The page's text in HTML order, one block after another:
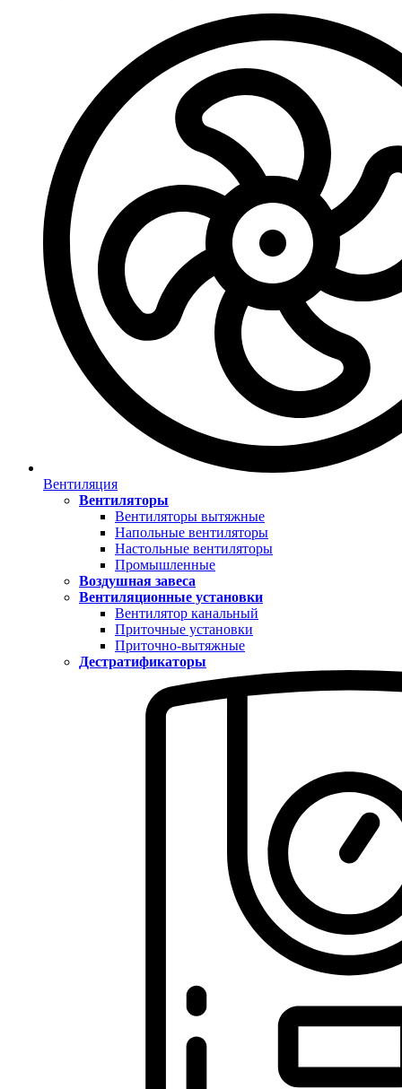
Вентиляция
Вентиляторы
Вентиляторы вытяжные
Напольные вентиляторы
Настольные вентиляторы
Промышленные
Воздушная завеса
Вентиляционные установки
Вентилятор канальный
Приточные установки
Приточно-вытяжные
Дестратификаторы